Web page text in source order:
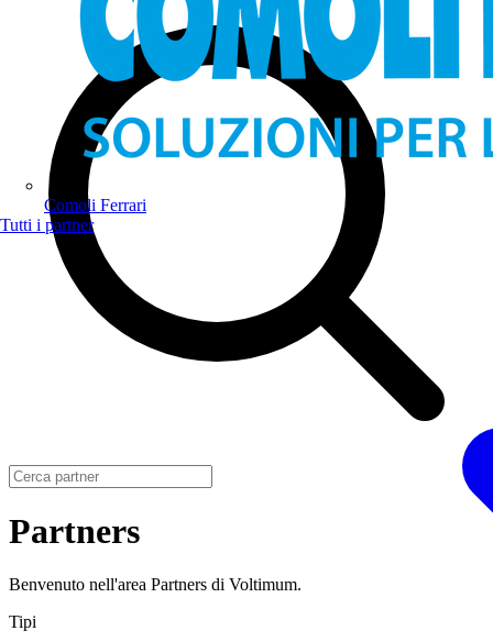
Comoli Ferrari
Tutti i partner
Partners
Benvenuto nell'area Partners di Voltimum.
Tipi